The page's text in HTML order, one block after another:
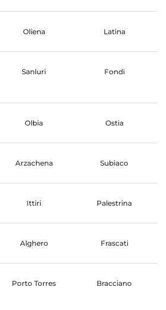
Oliena Latina
Sanluri Fondi
Olbia Ostia
Arzachena Subiaco
Ittiri Palestrina
Alghero Frascati
Porto Torres Bracciano